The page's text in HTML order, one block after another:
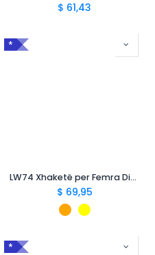
$ 61,43
*
LW74 Xhaketë per Femra Dimerore Hi-Vis
$ 69,95
*